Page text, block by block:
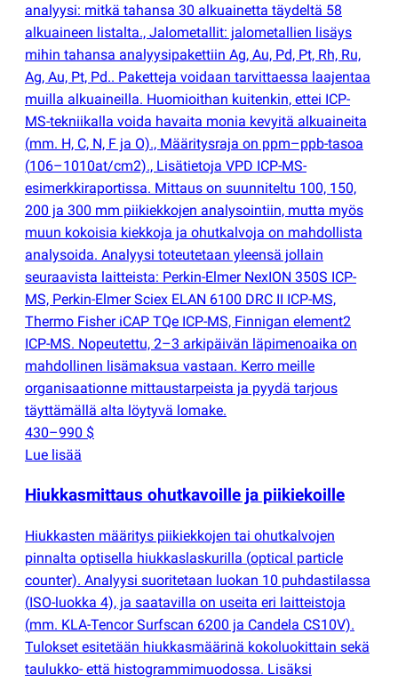
analyysi: mitkä tahansa 30 alkuainetta täydeltä 58
alkuaineen listalta., Jalometallit: jalometallien lisäys
mihin tahansa analyysipakettiin Ag, Au, Pd, Pt, Rh, Ru,
Ag, Au, Pt, Pd.. Paketteja voidaan tarvittaessa laajentaa
muilla alkuaineilla. Huomioithan kuitenkin, ettei ICP-
MS-tekniikalla voida havaita monia kevyitä alkuaineita
(mm. H, C, N, F ja O)., Määritysraja on ppm–ppb-tasoa
(106–1010at/cm2)., Lisätietoja VPD ICP-MS-
esimerkkiraportissa. Mittaus on suunniteltu 100, 150,
200 ja 300 mm piikiekkojen analysointiin, mutta myös
muun kokoisia kiekkoja ja ohutkalvoja on mahdollista
analysoida. Analyysi toteutetaan yleensä jollain
seuraavista laitteista: Perkin-Elmer NexION 350S ICP-
MS, Perkin-Elmer Sciex ELAN 6100 DRC II ICP-MS,
Thermo Fisher iCAP TQe ICP-MS, Finnigan element2
ICP-MS. Nopeutettu, 2–3 arkipäivän läpimenoaika on
mahdollinen lisämaksua vastaan. Kerro meille
organisaationne mittaustarpeista ja pyydä tarjous
täyttämällä alta löytyvä lomake.
430–990 $
Lue lisää
Hiukkasmittaus ohutkavoille ja piikiekoille
Hiukkasten määritys piikiekkojen tai ohutkalvojen
pinnalta optisella hiukkaslaskurilla (optical particle
counter). Analyysi suoritetaan luokan 10 puhdastilassa
(ISO-luokka 4), ja saatavilla on useita eri laitteistoja
(mm. KLA-Tencor Surfscan 6200 ja Candela CS10V).
Tulokset esitetään hiukkasmäärinä kokoluokittain sekä
taulukko- että histogrammimuodossa. Lisäksi